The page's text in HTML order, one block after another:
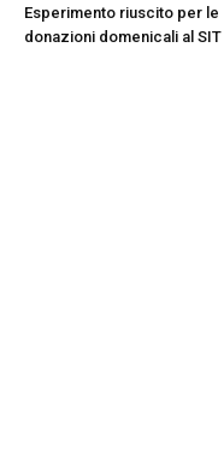
Esperimento riuscito per le
donazioni domenicali al